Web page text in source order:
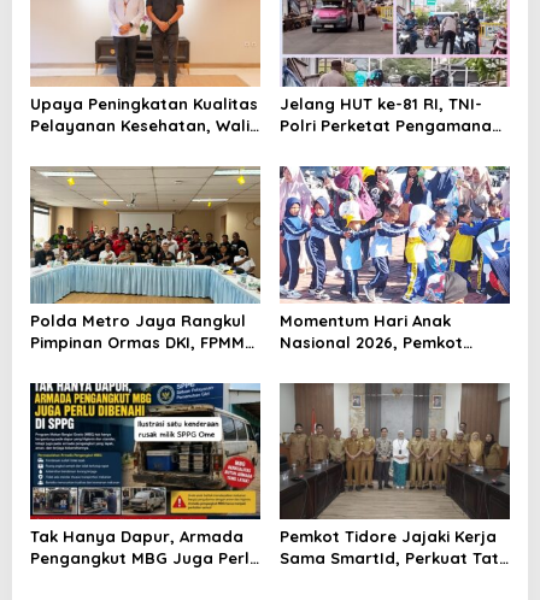
o
s
Upaya Peningkatan Kualitas
Pelayanan Kesehatan, Wali
Audiensi dengan Menkes RI
Jelang HUT ke-81 RI, TNI-
Polri Perketat Pengamanan
Pemeriksaan Kendaraan
hingga Patroli Rutin
Polda Metro Jaya Rangkul
Pimpinan Ormas DKI, FPMM
dan Tolak Provokasi SARA
Momentum Hari Anak
Nasional 2026, Pemkot
Lingkungan Ramah Anak
Tak Hanya Dapur, Armada
Pengangkut MBG Juga Perlu
Pemkot Tidore Jajaki Kerja
Sama SmartId, Perkuat Tata